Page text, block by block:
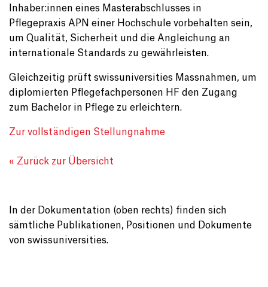
Inhaber:innen eines Masterabschlusses in
Pflegepraxis APN einer Hochschule vorbehalten sein,
um Qualität, Sicherheit und die Angleichung an
internationale Standards zu gewährleisten.
Gleichzeitig prüft swissuniversities Massnahmen, um
diplomierten Pflegefachpersonen HF den Zugang
zum Bachelor in Pflege zu erleichtern.
Zur vollständigen Stellungnahme
« Zurück zur Übersicht
In der Dokumentation (oben rechts) finden sich
sämtliche Publikationen, Positionen und Dokumente
von swissuniversities.